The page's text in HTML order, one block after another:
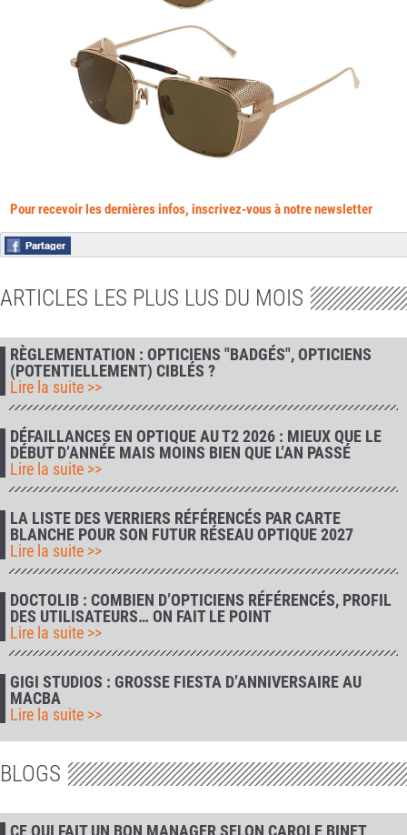
Pour recevoir les dernières infos, inscrivez-vous à notre newsletter
ARTICLES LES PLUS LUS DU MOIS
RÈGLEMENTATION : OPTICIENS "BADGÉS", OPTICIENS
(POTENTIELLEMENT) CIBLÉS ?
Lire la suite >>
DÉFAILLANCES EN OPTIQUE AU T2 2026 : MIEUX QUE LE
DÉBUT D’ANNÉE MAIS MOINS BIEN QUE L’AN PASSÉ
Lire la suite >>
LA LISTE DES VERRIERS RÉFÉRENCÉS PAR CARTE
BLANCHE POUR SON FUTUR RÉSEAU OPTIQUE 2027
Lire la suite >>
DOCTOLIB : COMBIEN D’OPTICIENS RÉFÉRENCÉS, PROFIL
DES UTILISATEURS… ON FAIT LE POINT
Lire la suite >>
GIGI STUDIOS : GROSSE FIESTA D’ANNIVERSAIRE AU
MACBA
Lire la suite >>
BLOGS
CE QUI FAIT UN BON MANAGER SELON CAROLE BINET